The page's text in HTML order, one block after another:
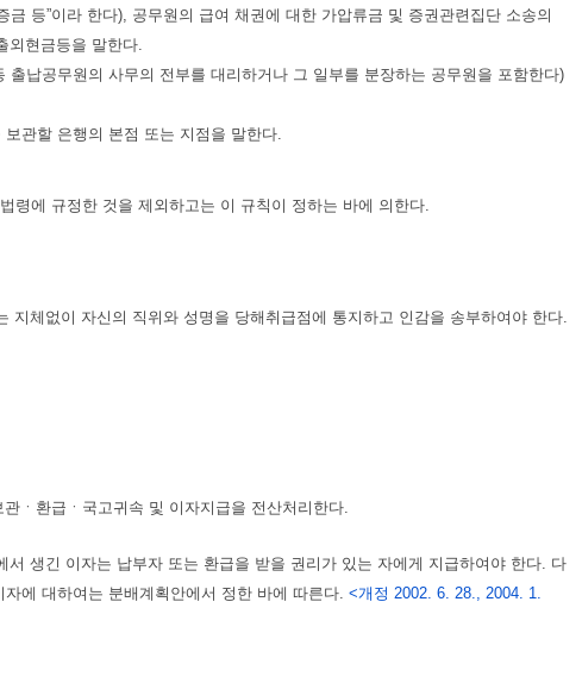
등”이라 한다), 공무원의 급여 채권에 대한 가압류금 및 증권관련집단 소송의
외현금등을 말한다.
출납공무원의 사무의 전부를 대리하거나 그 일부를 분장하는 공무원을 포함한다)
관할 은행의 본점 또는 지점을 말한다.
령에 규정한 것을 제외하고는 이 규칙이 정하는 바에 의한다.
지체없이 자신의 직위와 성명을 당해취급점에 통지하고 인감을 송부하여야 한다.
ㆍ환급ㆍ국고귀속 및 이자지급을 전산처리한다.
생긴 이자는 납부자 또는 환급을 받을 권리가 있는 자에게 지급하여야 한다. 다
에 대하여는 분배계획안에서 정한 바에 따른다. <개정 2002. 6. 28., 2004. 1.